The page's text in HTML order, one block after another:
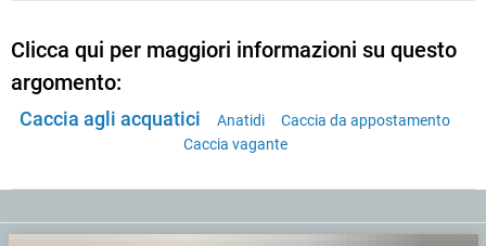
Clicca qui per maggiori informazioni su questo
argomento:
Caccia agli acquatici Anatidi
Caccia da appostamento
Caccia vagante